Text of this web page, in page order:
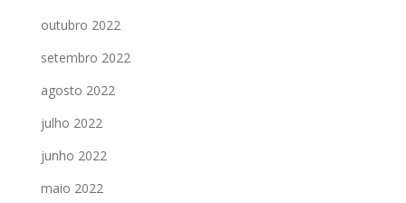
outubro 2022
setembro 2022
agosto 2022
julho 2022
junho 2022
maio 2022